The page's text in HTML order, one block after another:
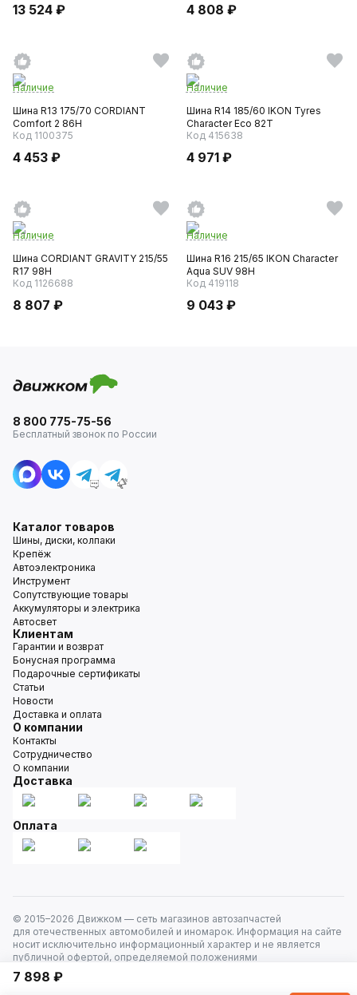
13 524 ₽ 4 808 ₽
Наличие
Шина R13 175/70 CORDIANT
Comfort 2 86H
Код 1100375
4 453 ₽
Наличие
Шина R14 185/60 IKON Tyres
Character Eco 82T
Код 415638
4 971 ₽
Наличие
Шина CORDIANT GRAVITY 215/55
R17 98H
Код 1126688
8 807 ₽
Наличие
Шина R16 215/65 IKON Character
Aqua SUV 98H
Код 419118
9 043 ₽
7 898 ₽
8 800 775-75-56
Бесплатный звонок по России
Каталог товаров
Шины, диски, колпаки
Крепёж
Автоэлектроника
Инструмент
Сопутствующие товары
Аккумуляторы и электрика
Автосвет
Клиентам
Гарантии и возврат
Бонусная программа
Подарочные сертификаты
Статьи
Новости
Доставка и оплата
О компании
Контакты
Сотрудничество
О компании
Доставка
Оплата
© 2015–2026 Движком — сеть магазинов автозапчастей
для отечественных автомобилей и иномарок. Информация на сайте
носит исключительно информационный характер и не является
публичной офертой, определяемой положениями
ст. 437 Гражданского кодекса РФ. Все права защищены.